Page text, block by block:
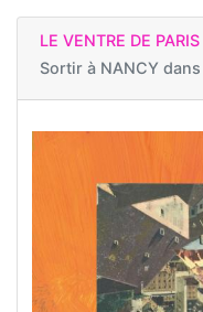
LE VENTRE DE PARIS
Sortir à NANCY